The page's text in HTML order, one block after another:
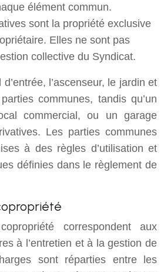
élément commun.
sont la propriété exclusive
Elles ne sont pas
collective du Syndicat.
l’ascenseur, le jardin et
communes, tandis qu’un
commercial, ou un garage
Les parties communes
à des règles d’utilisation et
définies dans le règlement de
correspondent aux
à l’entretien et à la gestion de
sont réparties entre les